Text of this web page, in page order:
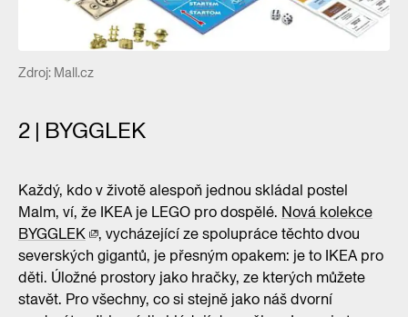
Zdroj: Mall.cz
2 | BYGGLEK
Každý, kdo v životě alespoň jednou skládal postel
Malm, ví, že IKEA je LEGO pro dospělé. Nová kolekce
BYGGLEK
, vycházející ze spolupráce těchto dvou
severských gigantů, je přesným opakem: je to IKEA pro
děti. Úložné prostory jako hračky, ze kterých můžete
stavět. Pro všechny, co si stejně jako náš dvorní